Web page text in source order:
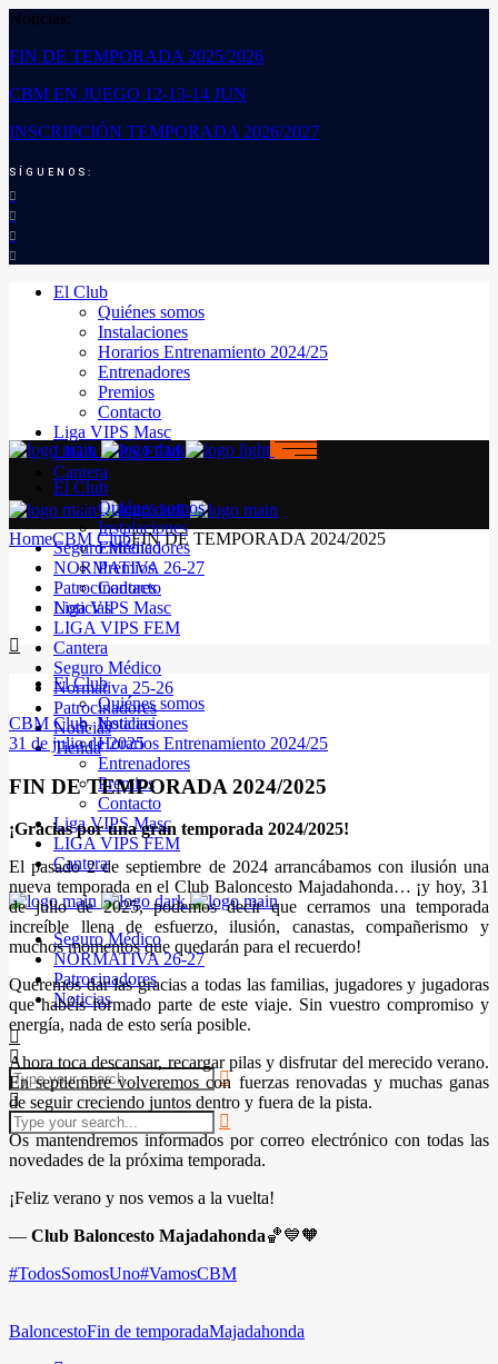
Noticias:
FIN DE TEMPORADA 2025/2026
CBM EN JUEGO 12-13-14 JUN
INSCRIPCIÓN TEMPORADA 2026/2027
SÍGUENOS:
El Club
Quiénes somos
Instalaciones
Horarios Entrenamiento 2024/25
Entrenadores
Premios
Contacto
Liga VIPS Masc
LIGA VIPS FEM
Cantera
Seguro Médico
NORMATIVA 26-27
Patrocinadores
Noticias
El Club
Quiénes somos
Instalaciones
Horarios Entrenamiento 2024/25
Entrenadores
Premios
Contacto
Liga VIPS Masc
LIGA VIPS FEM
Cantera
Seguro Médico
NORMATIVA 26-27
Patrocinadores
Noticias
El Club
Quiénes somos
Instalaciones
Entrenadores
Premios
Contacto
Liga VIPS Masc
LIGA VIPS FEM
Cantera
Seguro Médico
Normativa 25-26
Patrocinadores
Noticias
Tienda
HomeCBM ClubFIN DE TEMPORADA 2024/2025
CBM Club,Noticias
31 de julio de 2025
FIN DE TEMPORADA 2024/2025
¡Gracias por una gran temporada 2024/2025!
El pasado 2 de septiembre de 2024 arrancábamos con ilusión una
nueva temporada en el Club Baloncesto Majadahonda… ¡y hoy, 31
de julio de 2025, podemos decir que cerramos una temporada
increíble llena de esfuerzo, ilusión, canastas, compañerismo y
muchos momentos que quedarán para el recuerdo!
Queremos dar las gracias a todas las familias, jugadores y jugadoras
que habéis formado parte de este viaje. Sin vuestro compromiso y
energía, nada de esto sería posible.
Ahora toca descansar, recargar pilas y disfrutar del merecido verano.
En septiembre volveremos con fuerzas renovadas y muchas ganas
de seguir creciendo juntos dentro y fuera de la pista.
Os mantendremos informados por correo electrónico con todas las
novedades de la próxima temporada.
¡Feliz verano y nos vemos a la vuelta!
— Club Baloncesto Majadahonda🏀💙🧡
#TodosSomosUno#VamosCBM
BaloncestoFin de temporadaMajadahonda